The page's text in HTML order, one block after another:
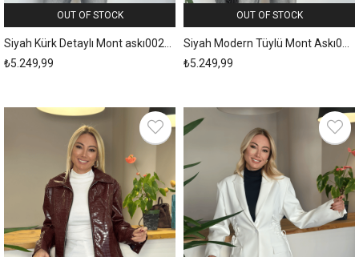
OUT OF STOCK
Siyah Kürk Detaylı Mont askı00222
₺5.249,99
OUT OF STOCK
Siyah Modern Tüylü Mont Askı00221
₺5.249,99